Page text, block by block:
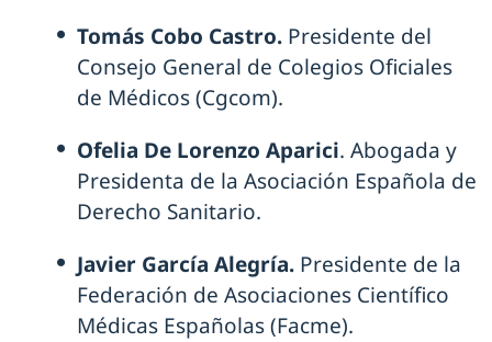
Tomás Cobo Castro. Presidente del
Consejo General de Colegios Oficiales
de Médicos (Cgcom).
Ofelia De Lorenzo Aparici. Abogada y
Presidenta de la Asociación Española de
Derecho Sanitario.
Javier García Alegría. Presidente de la
Federación de Asociaciones Científico
Médicas Españolas (Facme).